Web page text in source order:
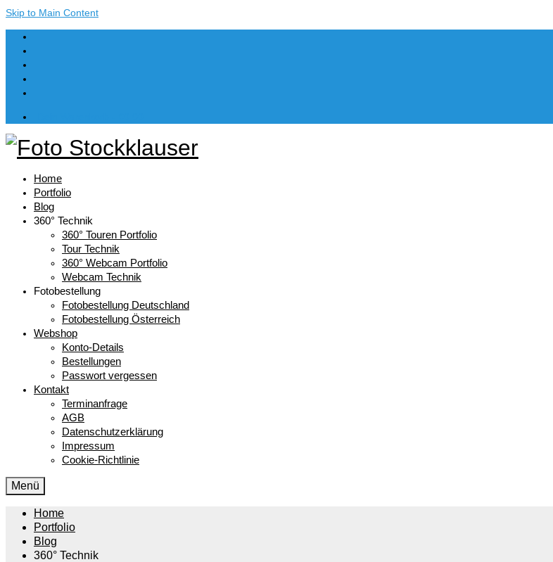
Skip to Main Content
Home
Portfolio
Blog
360° Technik
360° Touren Portfolio
Tour Technik
360° Webcam Portfolio
Webcam Technik
Fotobestellung
Fotobestellung Deutschland
Fotobestellung Österreich
Webshop
Konto-Details
Bestellungen
Passwort vergessen
Kontakt
Terminanfrage
AGB
Datenschutzerklärung
Impressum
Cookie-Richtlinie
Menü
Home
Portfolio
Blog
360° Technik